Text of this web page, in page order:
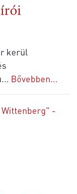
kerül
... Bővebben...